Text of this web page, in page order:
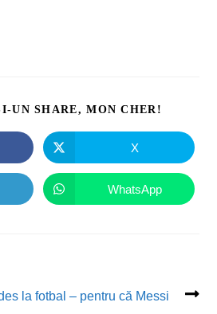
UN SHARE, MON CHER!
X
WhatsApp
la fotbal – pentru că Messi